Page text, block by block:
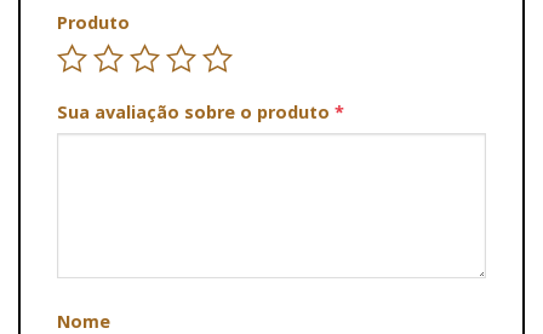
Produto
Sua avaliação sobre o produto *
Nome